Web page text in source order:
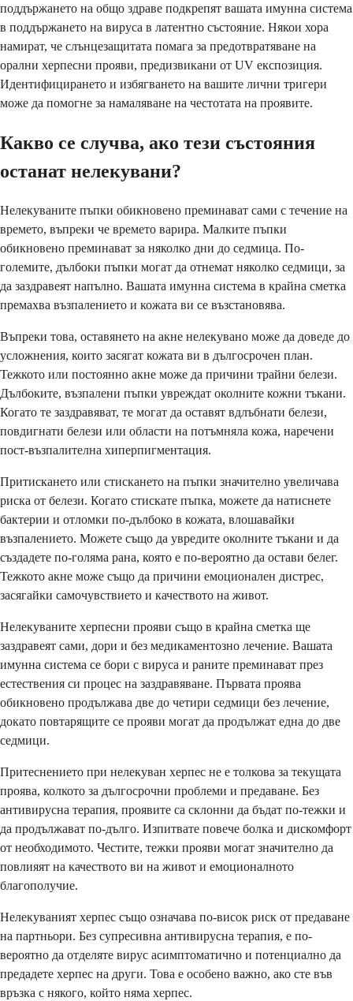
поддържането на общо здраве подкрепят вашата имунна система
в поддържането на вируса в латентно състояние. Някои хора
намират, че слънцезащитата помага за предотвратяване на
орални херпесни прояви, предизвикани от UV експозиция.
Идентифицирането и избягването на вашите лични тригери
може да помогне за намаляване на честотата на проявите.
Какво се случва, ако тези състояния
останат нелекувани?
Нелекуваните пъпки обикновено преминават сами с течение на
времето, въпреки че времето варира. Малките пъпки
обикновено преминават за няколко дни до седмица. По-
големите, дълбоки пъпки могат да отнемат няколко седмици, за
да заздравеят напълно. Вашата имунна система в крайна сметка
премахва възпалението и кожата ви се възстановява.
Въпреки това, оставянето на акне нелекувано може да доведе до
усложнения, които засягат кожата ви в дългосрочен план.
Тежкото или постоянно акне може да причини трайни белези.
Дълбоките, възпалени пъпки увреждат околните кожни тъкани.
Когато те заздравяват, те могат да оставят вдлъбнати белези,
повдигнати белези или области на потъмняла кожа, наречени
пост-възпалителна хиперпигментация.
Притискането или стискането на пъпки значително увеличава
риска от белези. Когато стискате пъпка, можете да натиснете
бактерии и отломки по-дълбоко в кожата, влошавайки
възпалението. Можете също да увредите околните тъкани и да
създадете по-голяма рана, която е по-вероятно да остави белег.
Тежкото акне може също да причини емоционален дистрес,
засягайки самочувствието и качеството на живот.
Нелекуваните херпесни прояви също в крайна сметка ще
заздравеят сами, дори и без медикаментозно лечение. Вашата
имунна система се бори с вируса и раните преминават през
естествения си процес на заздравяване. Първата проява
обикновено продължава две до четири седмици без лечение,
докато повтарящите се прояви могат да продължат една до две
седмици.
Притеснението при нелекуван херпес не е толкова за текущата
проява, колкото за дългосрочни проблеми и предаване. Без
антивирусна терапия, проявите са склонни да бъдат по-тежки и
да продължават по-дълго. Изпитвате повече болка и дискомфорт
от необходимото. Честите, тежки прояви могат значително да
повлияят на качеството ви на живот и емоционалното
благополучие.
Нелекуваният херпес също означава по-висок риск от предаване
на партньори. Без супресивна антивирусна терапия, е по-
вероятно да отделяте вирус асимптоматично и потенциално да
предадете херпес на други. Това е особено важно, ако сте във
връзка с някого, който няма херпес.